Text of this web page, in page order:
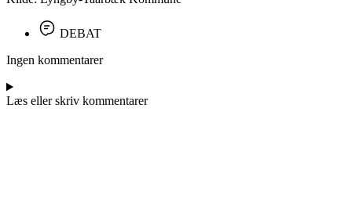
DEBAT
Ingen kommentarer
Læs eller skriv kommentarer